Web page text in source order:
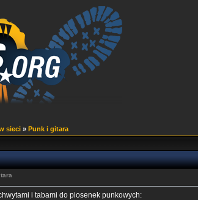
sieci » Punk i gitara
i tabami do piosenek punkowych: